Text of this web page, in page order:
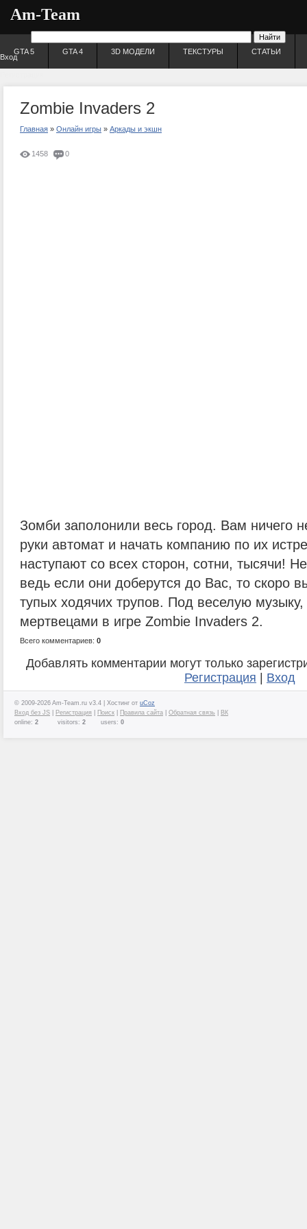
Am-Team
Вход
GTA 5 GTA 4 3D МОДЕЛИ ТЕКСТУРЫ СТАТЬИ
Zombie Invaders 2
Главная » Онлайн игры » Аркады и экшн
1458 0
Зомби заполонили весь город. Вам ничего
руки автомат и начать компанию по их
наступают со всех сторон, сотни, тысячи!
ведь если они доберутся до Вас, то скоро
тупых ходячих трупов. Под веселую музыку,
мертвецами в игре Zombie Invaders 2.
Всего комментариев: 0
Добавлять комментарии могут только
Регистрация
Вход
© 2009-2026 Am-Team.ru v3.4 | Хостинг от uCoz
Вход без JS
Регистрация Поиск Правила сайта Обратная связь
ВК
online: 2 visitors: 2 users: 0